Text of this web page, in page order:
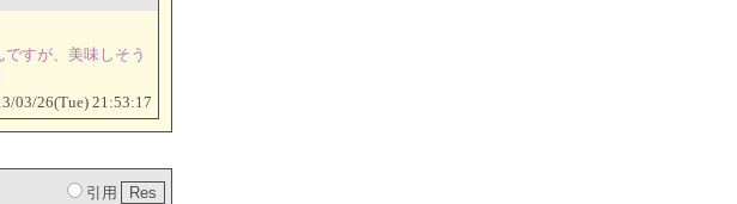
すが、美味しそう
03/26(Tue) 21:53:17
引用